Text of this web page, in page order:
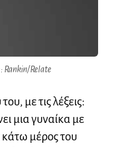
Rankin/Relate
με τις λέξεις:
μια γυναίκα με
μέρος του